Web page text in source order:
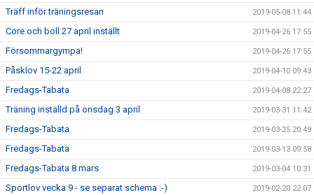
Träff inför träningsresan 2019-05-08 11:44
Core och boll 27 april inställt 2019-04-26 17:55
Försommargympa! 2019-04-26 17:55
Påsklov 15-22 april 2019-04-10 09:43
Fredags-Tabata 2019-04-08 22:27
Träning inställd på onsdag 3 april 2019-03-31 11:42
Fredags-Tabata 2019-03-25 20:49
Fredags-Tabata 2019-03-13 09:58
Fredags-Tabata 8 mars 2019-03-04 10:31
Sportlov vecka 9 - se separat schema :-) 2019-02-20 22:07